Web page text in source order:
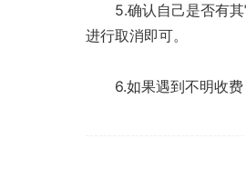
5.确认自己是否有
进行取消即可。
6.如果遇到不明收